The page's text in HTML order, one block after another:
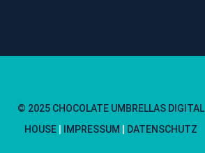
© 2025 CHOCOLATE UMBRELLAS DIGITAL
HOUSE| IMPRESSUM DATENSCHUTZ